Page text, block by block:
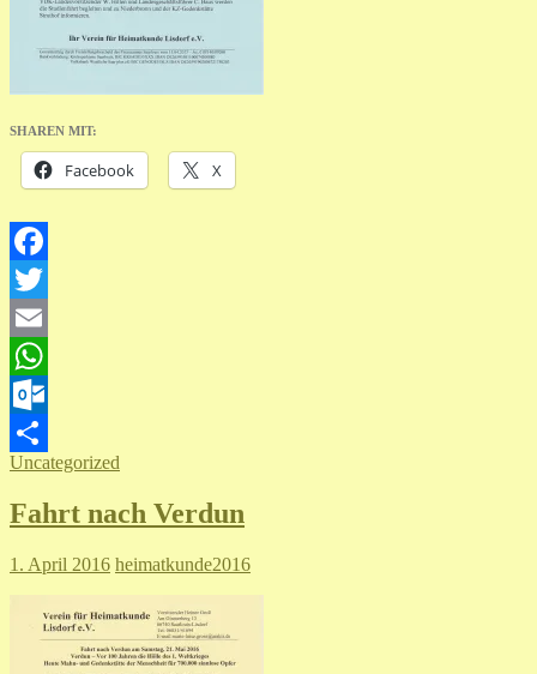
SHAREN MIT:
Facebook X
Facebook
Twitter
Email
WhatsApp
Outlook.com
Teilen
Uncategorized
Fahrt nach Verdun
1. April 2016 heimatkunde2016